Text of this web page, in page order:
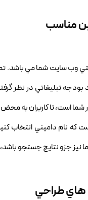
مناسب
وب سايت شما مي باشد.
تبليغاتي در نظر
شما است، تا کاربران به
که نام داميني
نيز جزو نتايج جستجو
هاي طراحي